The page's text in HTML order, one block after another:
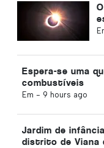
Espera-se uma
combustíveis
Em - 9 hours ago
Jardim de
distrito de Viana